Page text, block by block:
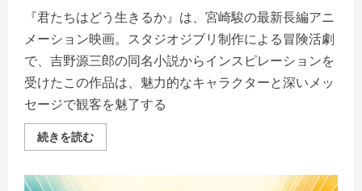
く
だ
さ
い
『君たちはどう生きるか』は、宮崎駿の最新長編アニ
メーション映画。スタジオジブリ制作による冒険活劇
で、吉野源三郎の同名小説からインスピレーションを
受けたこの作品は、魅力的なキャラクターと深いメッ
セージで観客を魅了する
続きを読む『君
た